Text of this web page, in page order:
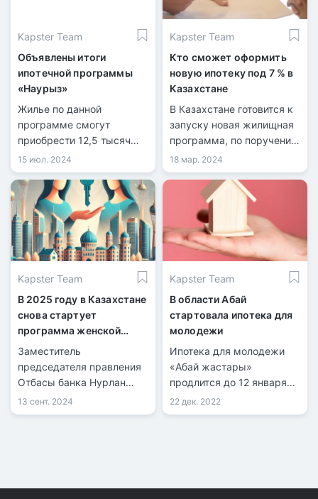
Kapster Team
Объявлены итоги
ипотечной программы
«Наурыз»
Жилье по данной
программе смогут
приобрести 12,5 тысяч
казахстанцев.
15 июл. 2024
Kapster Team
Кто сможет оформить
новую ипотеку под 7 % в
Казахстане
В Казахстане готовится к
запуску новая жилищная
программа, по поручению
президента Касым-
Жомарта Токаева.
18 мар. 2024
Kapster Team
В 2025 году в Казахстане
снова стартует
программа женской
ипотеки «Умай»
Заместитель
председателя правления
Отбасы банка Нурлан
Акшанов поделился
условиями программы.
13 сент. 2024
Kapster Team
В области Абай
стартовала ипотека для
молодежи
Ипотека для молодежи
«Абай жастары»
продлится до 12 января
2023 года.
22 дек. 2022